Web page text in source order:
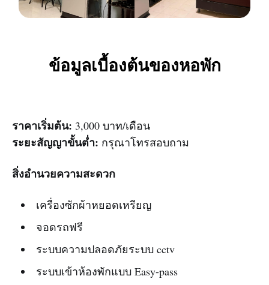
ข้อมูลเบื้องต้นของหอพัก
ราคาเริ่มต้น: 3,000 บาท/เดือน
ระยะสัญญาขั้นต่ำ: กรุณาโทรสอบถาม
สิ่งอำนวยความสะดวก
เครื่องซักผ้าหยอดเหรียญ
จอดรถฟรี
ระบบความปลอดภัยระบบ cctv
ระบบเข้าห้องพักแบบ Easy-pass